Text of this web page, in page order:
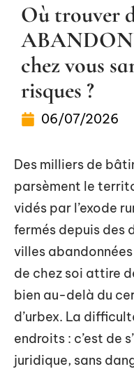
Où trouver
chez vous
risques ?
06/07/2026
Des milliers de
parsèment le
vidés par l’exode
fermés depuis des
villes
de chez soi attire
bien au-delà du
d’urbex. La
endroits : c’est de
juridique, sans